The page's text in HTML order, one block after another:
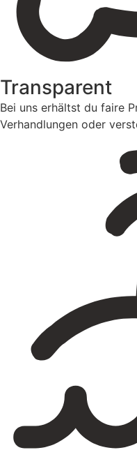
Transparent
Bei uns erhältst du faire
Verhandlungen oder